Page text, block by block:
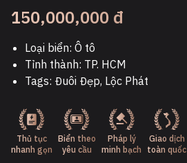
150,000,000 đ
Loại biển: Ô tô
Tỉnh thành: TP. HCM
Tags: Đuôi Đẹp, Lộc Phát
Thủ tục
nhanh gọn
Biển theo
yêu cầu
Pháp lý
minh bạch
Giao dịch
toàn quốc